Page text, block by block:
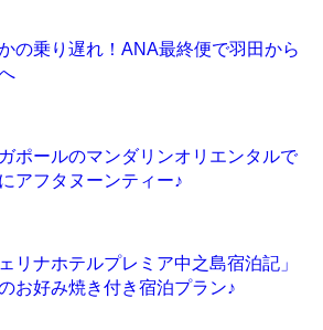
の乗り遅れ！ANA最終便で羽田から
ポールのマンダリンオリエンタルで
アフタヌーンティー♪
ェリナホテルプレミア中之島宿泊記」
お好み焼き付き宿泊プラン♪